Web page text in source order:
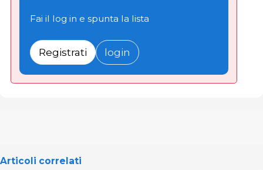
Fai il log in e spunta la lista
Registrati login
Articoli correlati